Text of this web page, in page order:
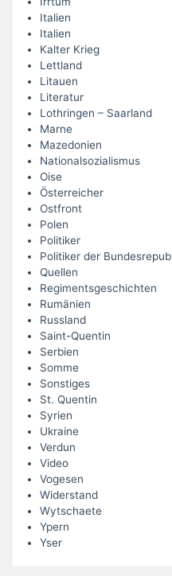
Italien
Italien
Kalter Krieg
Lettland
Litauen
Literatur
Lothringen – Saarland
Marne
Mazedonien
Nationalsozialismus
Oise
Österreicher
Ostfront
Polen
Politiker
Politiker der
Quellen
Regimentsgeschichten
Rumänien
Russland
Saint-Quentin
Serbien
Somme
Sonstiges
St. Quentin
Syrien
Ukraine
Verdun
Video
Vogesen
Widerstand
Wytschaete
Ypern
Yser